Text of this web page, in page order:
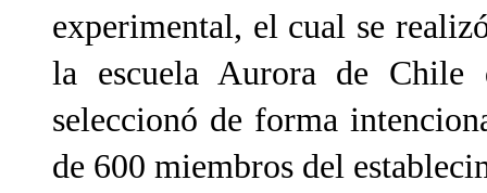
experimental, el cual se
la escuela Aurora de
seleccionó de forma
de 600 miembros del